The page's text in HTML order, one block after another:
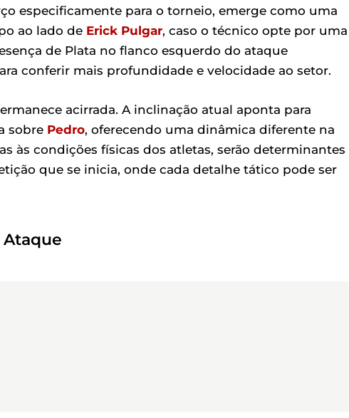
especificamente para o torneio, emerge como uma
ao lado de Erick Pulgar, caso o técnico opte por uma
de Plata no flanco esquerdo do ataque
conferir mais profundidade e velocidade ao setor.
acirrada. A inclinação atual aponta para
sobre Pedro, oferecendo uma dinâmica diferente na
às condições físicas dos atletas, serão determinantes
que se inicia, onde cada detalhe tático pode ser
Ataque